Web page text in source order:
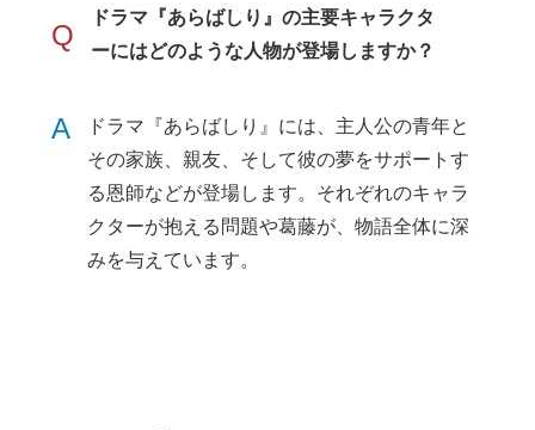
Q
ドラマ『あらばしり』の主要キャラクタ
ーにはどのような人物が登場しますか？
A
ドラマ『あらばしり』には、主人公の青年と
その家族、親友、そして彼の夢をサポートす
る恩師などが登場します。それぞれのキャラ
クターが抱える問題や葛藤が、物語全体に深
みを与えています。